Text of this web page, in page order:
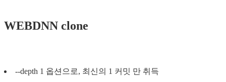
WEBDNN clone
--depth 1 옵션으로, 최신의 1 커밋 만 취득